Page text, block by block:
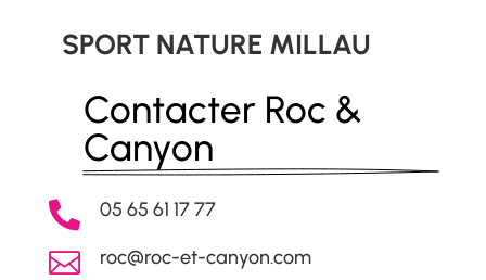
SPORT NATURE MILLAU
Contacter Roc &
Canyon
 05 65 61 17 77
 roc@roc-et-canyon.com